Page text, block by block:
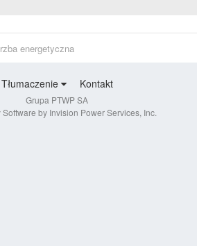
energetyczna
Tłumaczenie Kontakt
Grupa PTWP SA
by Invision Power Services, Inc.